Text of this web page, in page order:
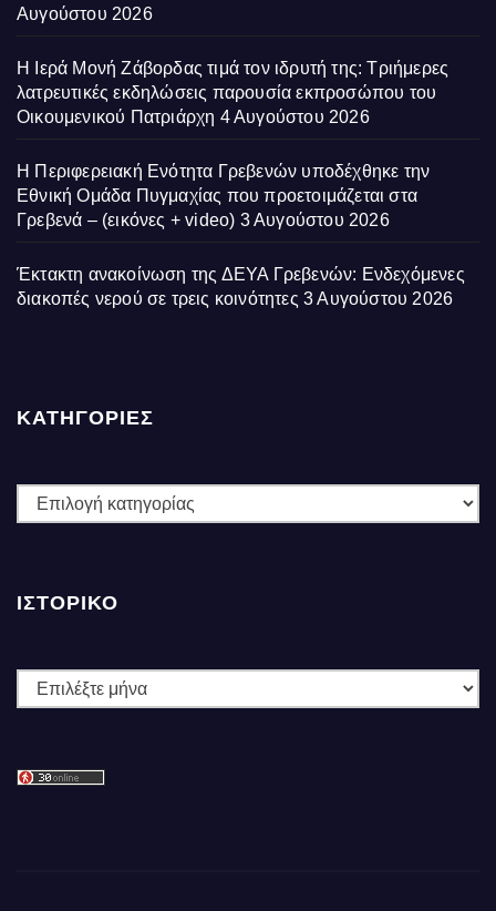
Αυγούστου 2026
Η Ιερά Μονή Ζάβορδας τιμά τον ιδρυτή της: Τριήμερες
λατρευτικές εκδηλώσεις παρουσία εκπροσώπου του
Οικουμενικού Πατριάρχη 4 Αυγούστου 2026
Η Περιφερειακή Ενότητα Γρεβενών υποδέχθηκε την
Εθνική Ομάδα Πυγμαχίας που προετοιμάζεται στα
Γρεβενά – (εικόνες + video) 3 Αυγούστου 2026
Έκτακτη ανακοίνωση της ΔΕΥΑ Γρεβενών: Ενδεχόμενες
διακοπές νερού σε τρεις κοινότητες 3 Αυγούστου 2026
ΚΑΤΗΓΟΡΙΕΣ
ΚΑΤΗΓΟΡΙΕΣ
ΙΣΤΟΡΙΚΌ
Ιστορικό